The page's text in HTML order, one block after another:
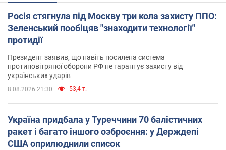
Росія стягнула під Москву три кола захисту ППО:
Зеленський пообіцяв "знаходити технології"
протидії
Президент заявив, що навіть посилена система
протиповітряної оборони РФ не гарантує захисту від
українських ударів
8.08.2026 21:30 53,4 т.
Україна придбала у Туреччини 70 балістичних
ракет і багато іншого озброєння: у Держдепі
США оприлюднили список